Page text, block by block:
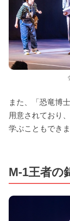
また、「恐竜博
用意されており
学ぶこともできま
M-1王者の